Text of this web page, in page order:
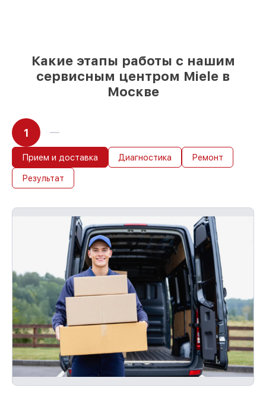
Какие этапы работы с нашим
сервисным центром Miele в
Москве
1
Прием и доставка Диагностика Ремонт
Результат